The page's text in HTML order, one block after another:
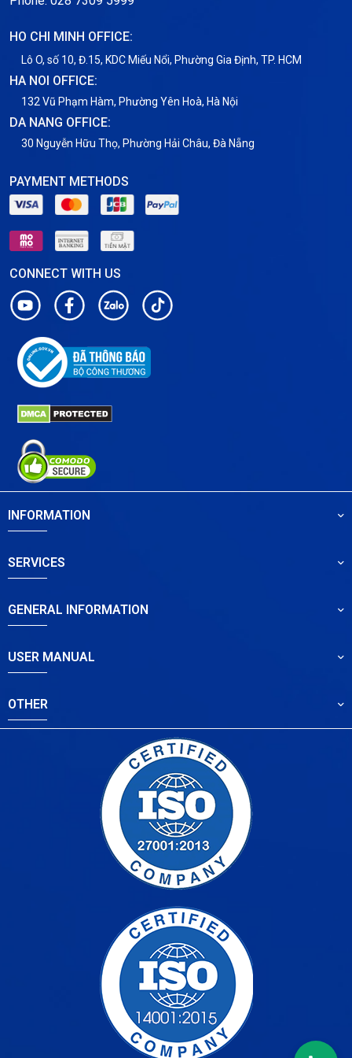
HO CHI MINH OFFICE:
Lô O, số 10, Đ.15, KDC Miếu Nổi, Phường Gia Định, TP. HCM
HA NOI OFFICE:
132 Vũ Phạm Hàm, Phường Yên Hoà, Hà Nội
DA NANG OFFICE:
30 Nguyễn Hữu Thọ, Phường Hải Châu, Đà Nẵng
PAYMENT METHODS
CONNECT WITH US
INFORMATION
SERVICES
GENERAL INFORMATION
USER MANUAL
OTHER